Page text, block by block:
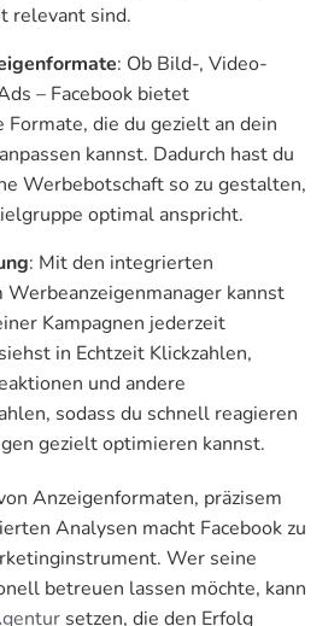
relevant sind.
: Ob Bild-, Video-
– Facebook bietet
Formate, die du gezielt an dein
kannst. Dadurch hast du
Werbebotschaft so zu gestalten,
optimal anspricht.
: Mit den integrierten
kannst
Kampagnen jederzeit
in Echtzeit Klickzahlen,
und andere
sodass du schnell reagieren
gezielt optimieren kannst.
Anzeigenformaten, präzisem
Analysen macht Facebook zu
Wer seine
betreuen lassen möchte, kann
setzen, die den Erfolg